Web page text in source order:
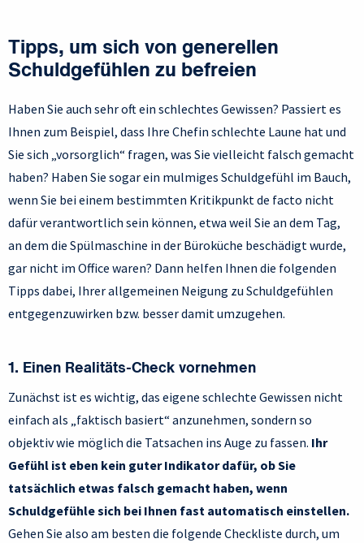
Tipps, um sich von generellen
Schuldgefühlen zu befreien
Haben Sie auch sehr oft ein schlechtes Gewissen? Passiert es
Ihnen zum Beispiel, dass Ihre Chefin schlechte Laune hat und
Sie sich „vorsorglich“ fragen, was Sie vielleicht falsch gemacht
haben? Haben Sie sogar ein mulmiges Schuldgefühl im Bauch,
wenn Sie bei einem bestimmten Kritikpunkt de facto nicht
dafür verantwortlich sein können, etwa weil Sie an dem Tag,
an dem die Spülmaschine in der Büroküche beschädigt wurde,
gar nicht im Office waren? Dann helfen Ihnen die folgenden
Tipps dabei, Ihrer allgemeinen Neigung zu Schuldgefühlen
entgegenzuwirken bzw. besser damit umzugehen.
1. Einen Realitäts-Check vornehmen
Zunächst ist es wichtig, das eigene schlechte Gewissen nicht
einfach als „faktisch basiert“ anzunehmen, sondern so
objektiv wie möglich die Tatsachen ins Auge zu fassen. Ihr
Gefühl ist eben kein guter Indikator dafür, ob Sie
tatsächlich etwas falsch gemacht haben, wenn
Schuldgefühle sich bei Ihnen fast automatisch einstellen.
Gehen Sie also am besten die folgende Checkliste durch, um